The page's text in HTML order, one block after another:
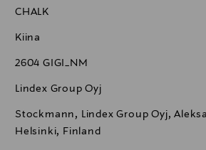
CHALK
Kiina
2604 GIGI_NM
Lindex Group Oyj
Stockmann, Lindex Group Oyj,
Helsinki, Finland